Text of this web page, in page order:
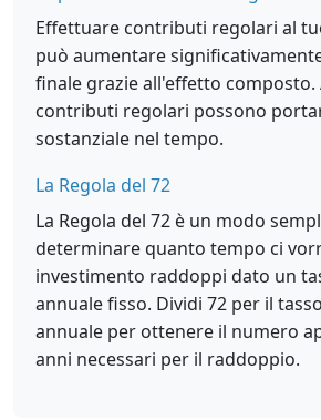
Effettuare contributi regolari al
può aumentare
finale grazie all'effetto composto.
contributi regolari possono
sostanziale nel tempo.
La Regola del 72
La Regola del 72 è un modo
determinare quanto tempo ci
investimento raddoppi dato un
annuale fisso. Dividi 72 per il
annuale per ottenere il numero
anni necessari per il raddoppio.